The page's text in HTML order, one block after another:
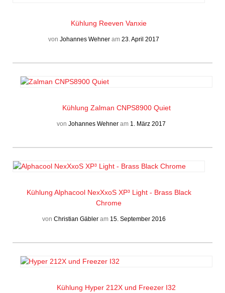
Kühlung Reeven Vanxie
von Johannes Wehner am 23. April 2017
Kühlung Zalman CNPS8900 Quiet
von Johannes Wehner am 1. März 2017
Kühlung Alphacool NexXxoS XP³ Light - Brass Black
Chrome
von Christian Gäbleram 15. September 2016
Kühlung Hyper 212X und Freezer I32